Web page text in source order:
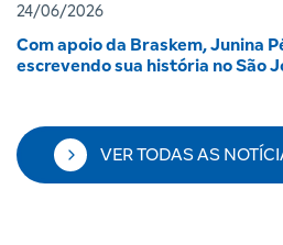
24/06/2026
Com apoio da Braskem, Junina
escrevendo sua história no São
VER TODAS AS